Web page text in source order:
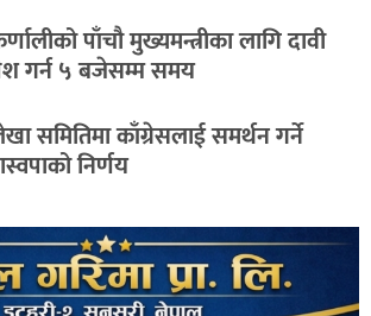
पाँचौ मुख्यमन्त्रीका लागि दावी
गर्न ५ बजेसम्म समय
समितिमा काँग्रेसलाई समर्थन गर्ने
निर्णय